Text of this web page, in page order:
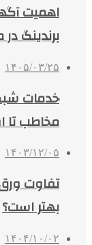
اهمیت
برندینگ
۱۴۰۵/۰۳/۲۵
مخاطب تا
۱۴۰۳/۱۲/۰۵
تفاوت
بهتر است؟
۱۴۰۴/۱۰/۰۲